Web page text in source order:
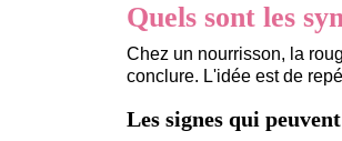
Quels sont les
Chez un nourrisson, la
conclure. L'idée est de
Les signes qui